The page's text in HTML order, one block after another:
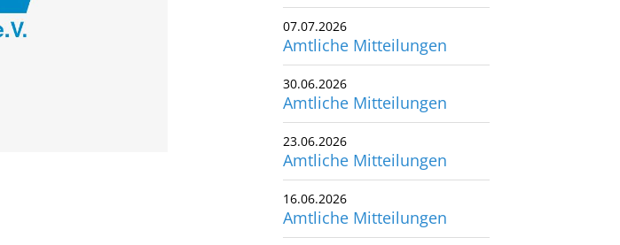
07.07.2026
Amtliche Mitteilungen
30.06.2026
Amtliche Mitteilungen
23.06.2026
Amtliche Mitteilungen
16.06.2026
Amtliche Mitteilungen
Deutscher Schwimm-Verband e.V.
Korbacher Straße 93
D-34132 Kassel
Fax: +49 561 94083-15
info@dsv.de